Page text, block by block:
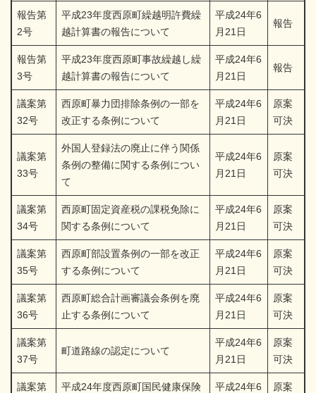
報告第
2号
平成23年度西原町繰越明許費繰
越計算書の報告について
平成24年6
月21日
報告
報告第
3号
平成23年度西原町事故繰越し繰
越計算書の報告について
平成24年6
月21日
報告
議案第
32号
西原町暴力団排除条例の一部を
改正する条例について
平成24年6
月21日
原案
可決
議案第
33号
外国人登録法の廃止に伴う関係
条例の整備に関する条例につい
て
平成24年6
月21日
原案
可決
議案第
34号
西原町固定資産税の課税免除に
関する条例について
平成24年6
月21日
原案
可決
議案第
35号
西原町部設置条例の一部を改正
する条例について
平成24年6
月21日
原案
可決
議案第
36号
西原町総合計画審議会条例を廃
止する条例について
平成24年6
月21日
原案
可決
議案第
37号
町道路線の認定について
平成24年6
月21日
原案
可決
議案第
平成24年度西原町国民健康保険
平成24年6
原案